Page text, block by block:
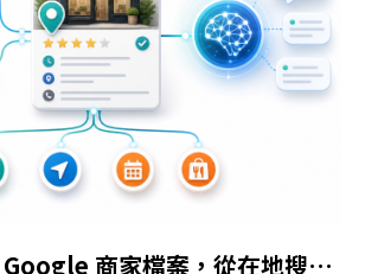
Gemini 接上 Google 商家檔案，從在地搜尋、GEO 到 Gemini 商家筆記本